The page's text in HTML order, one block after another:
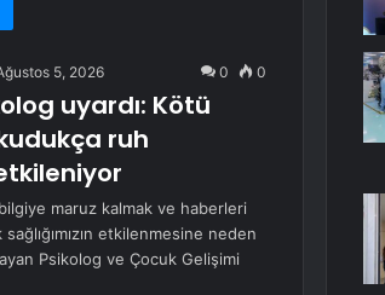
5, 2026 0 0
uyardı: Kötü
ruh
maruz kalmak ve haberleri
etkilenmesine neden
Psikolog ve Çocuk Gelişimi